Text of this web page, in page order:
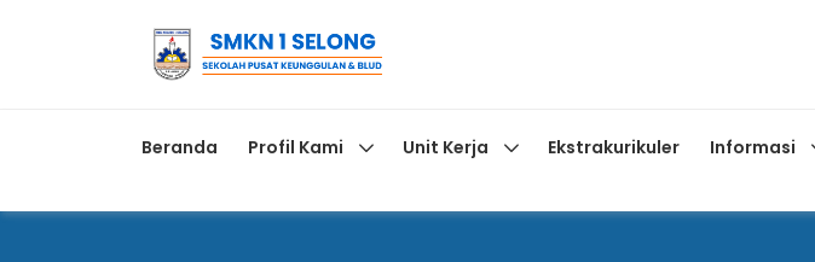
Beranda Profil Kami Unit Kerja Ekstrakurikuler Informasi